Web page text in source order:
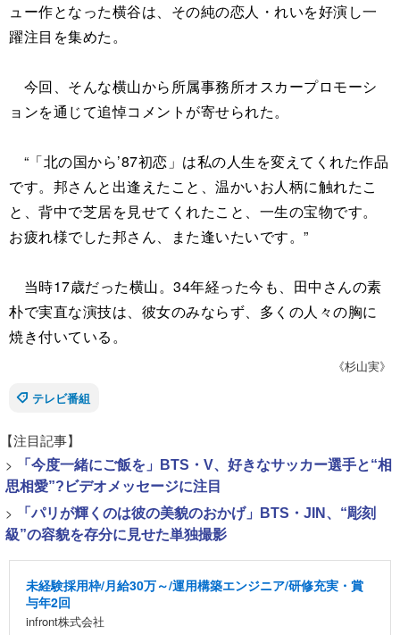
ュー作となった横谷は、その純の恋人・れいを好演し一
躍注目を集めた。
今回、そんな横山から所属事務所オスカープロモーシ
ョンを通じて追悼コメントが寄せられた。
“「北の国から’87初恋」は私の人生を変えてくれた作品
です。邦さんと出逢えたこと、温かいお人柄に触れたこ
と、背中で芝居を見せてくれたこと、一生の宝物です。
お疲れ様でした邦さん、また逢いたいです。”
当時17歳だった横山。34年経った今も、田中さんの素
朴で実直な演技は、彼女のみならず、多くの人々の胸に
焼き付いている。
《杉山実》
テレビ番組
【注目記事】
>
「今度一緒にご飯を」BTS・V、好きなサッカー選手と“相
思相愛”?ビデオメッセージに注目
>
「パリが輝くのは彼の美貌のおかげ」BTS・JIN、“彫刻
級”の容貌を存分に見せた単独撮影
未経験採用枠/月給30万～/運用構築エンジニア/研修充実・賞
与年2回
infront株式会社